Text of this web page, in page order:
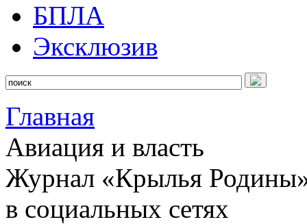
БПЛА
Эксклюзив
Главная
Авиация и власть
Журнал «Крылья
в социальных сетях